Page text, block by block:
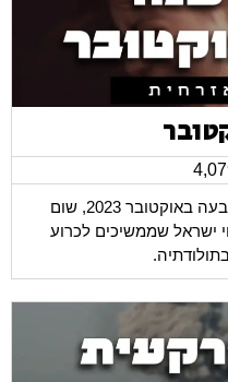
למרות שעברה שנה שלמה מאז השבעה באוקטובר 2023, שום
ישראל שממשיכים לכרוע